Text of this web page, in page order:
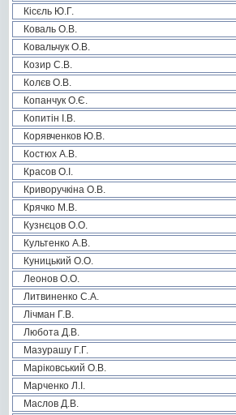
Кісєль Ю.Г.
Коваль О.В.
Ковальчук О.В.
Козир С.В.
Колєв О.В.
Копанчук О.Є.
Копитін І.В.
Корявченков Ю.В.
Костюх А.В.
Красов О.І.
Криворучкіна О.В.
Крячко М.В.
Кузнєцов О.О.
Культенко А.В.
Куницький О.О.
Леонов О.О.
Литвиненко С.А.
Лічман Г.В.
Любота Д.В.
Мазурашу Г.Г.
Маріковський О.В.
Марченко Л.І.
Маслов Д.В.